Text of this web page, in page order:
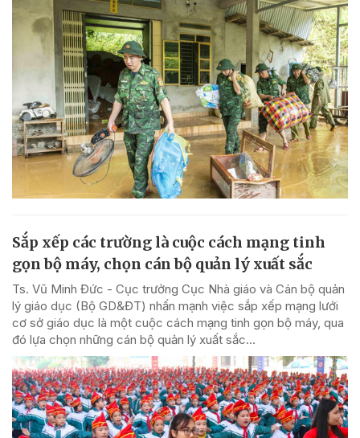
Sắp xếp các trường là cuộc cách mạng tinh
gọn bộ máy, chọn cán bộ quản lý xuất sắc
Ts. Vũ Minh Đức - Cục trưởng Cục Nhà giáo và Cán bộ quản
lý giáo dục (Bộ GD&ĐT) nhấn mạnh việc sắp xếp mạng lưới
cơ sở giáo dục là một cuộc cách mạng tinh gọn bộ máy, qua
đó lựa chọn những cán bộ quản lý xuất sắc...